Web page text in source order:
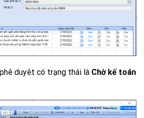
duyêt có trạng thái là Chờ kế toán